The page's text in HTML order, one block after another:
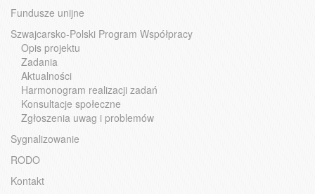
Fundusze unijne
Szwajcarsko-Polski Program Współpracy
Opis projektu
Zadania
Aktualności
Harmonogram realizacji zadań
Konsultacje społeczne
Zgłoszenia uwag i problemów
Sygnalizowanie
RODO
Kontakt